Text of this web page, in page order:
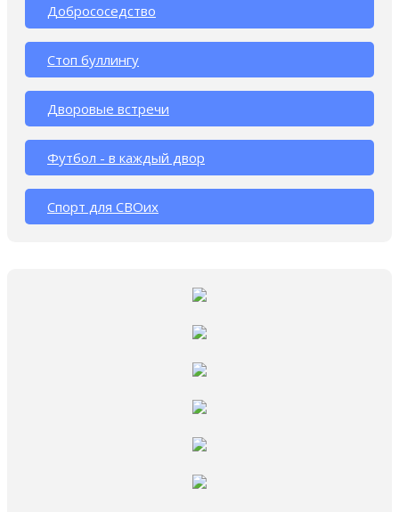
Добрососедство
Стоп буллингу
Дворовые встречи
Футбол - в каждый двор
Спорт для СВОих